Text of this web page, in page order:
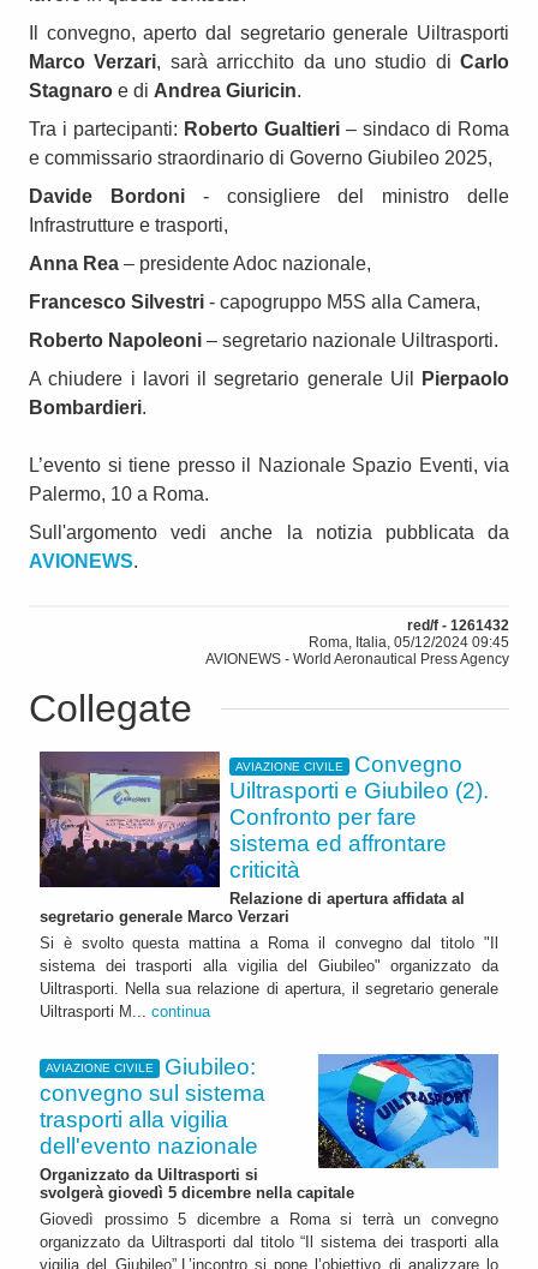
Il convegno, aperto dal segretario generale Uiltrasporti
Marco Verzari, sarà arricchito da uno studio di Carlo
Stagnaro e di Andrea Giuricin.
Tra i partecipanti: Roberto Gualtieri – sindaco di Roma
e commissario straordinario di Governo Giubileo 2025,
Davide Bordoni- consigliere del ministro delle
Infrastrutture e trasporti,
Anna Rea – presidente Adoc nazionale,
Francesco Silvestri - capogruppo M5S alla Camera,
Roberto Napoleoni – segretario nazionale Uiltrasporti.
A chiudere i lavori il segretario generale Uil
Pierpaolo
Bombardieri.
L’evento si tiene presso il Nazionale Spazio Eventi, via
Palermo, 10 a Roma.
Sull'argomento vedi anche la notizia pubblicata da
AVIONEWS.
red/f - 1261432
Roma, Italia, 05/12/2024 09:45
AVIONEWS - World Aeronautical Press Agency
Collegate
AVIAZIONE CIVILE
Convegno
Uiltrasporti e Giubileo (2).
Confronto per fare
sistema ed affrontare
criticità
Relazione di apertura affidata al
segretario generale Marco Verzari
Si è svolto questa mattina a Roma il convegno dal titolo "Il
sistema dei trasporti alla vigilia del Giubileo" organizzato da
Uiltrasporti. Nella sua relazione di apertura, il segretario generale
Uiltrasporti M... continua
AVIAZIONE CIVILE
Giubileo:
convegno sul sistema
trasporti alla vigilia
dell'evento nazionale
Organizzato da Uiltrasporti si
svolgerà giovedì 5 dicembre nella capitale
Giovedì prossimo 5 dicembre a Roma si terrà un convegno
organizzato da Uiltrasporti dal titolo “Il sistema dei trasporti alla
vigilia del Giubileo”.L’incontro si pone l’obiettivo di analizzare lo